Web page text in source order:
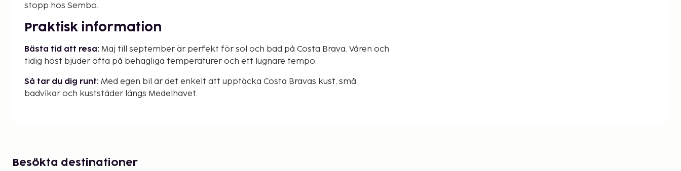
stopp hos Sembo.
Praktisk information
Bästa tid att resa: Maj till september är perfekt för sol och bad på Costa Brava. Våren och
tidig höst bjuder ofta på behagliga temperaturer och ett lugnare tempo.
Så tar du dig runt: Med egen bil är det enkelt att upptäcka Costa Bravas kust, små
badvikar och kuststäder längs Medelhavet.
Besökta destinationer